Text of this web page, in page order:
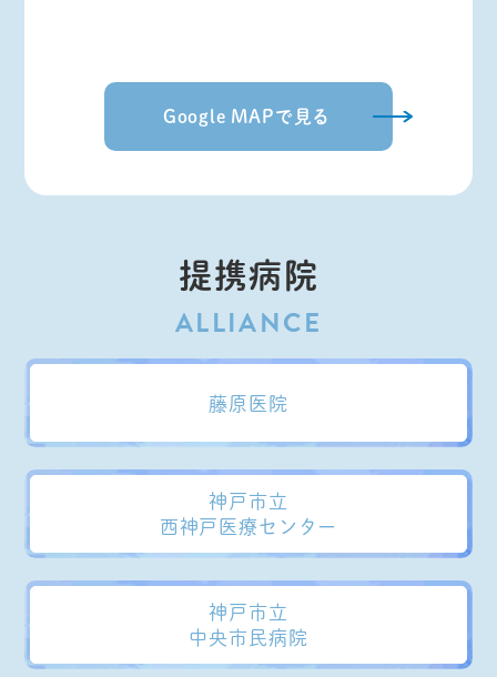
Google MAPで見る
提携病院
藤原医院
神戸市立
西神戸医療センター
神戸市立
中央市民病院